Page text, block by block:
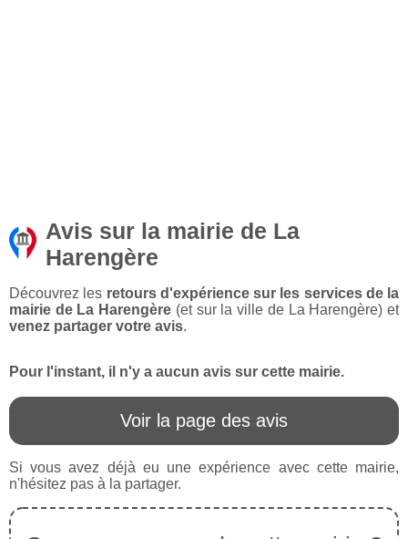
Avis sur la mairie de La
Harengère
Découvrez les retours d'expérience sur les services de la
mairie de La Harengère (et sur la ville de La Harengère) et
venez partager votre avis.
Pour l'instant, il n'y a aucun avis sur cette mairie.
Voir la page des avis
Si vous avez déjà eu une expérience avec cette mairie,
n'hésitez pas à la partager.